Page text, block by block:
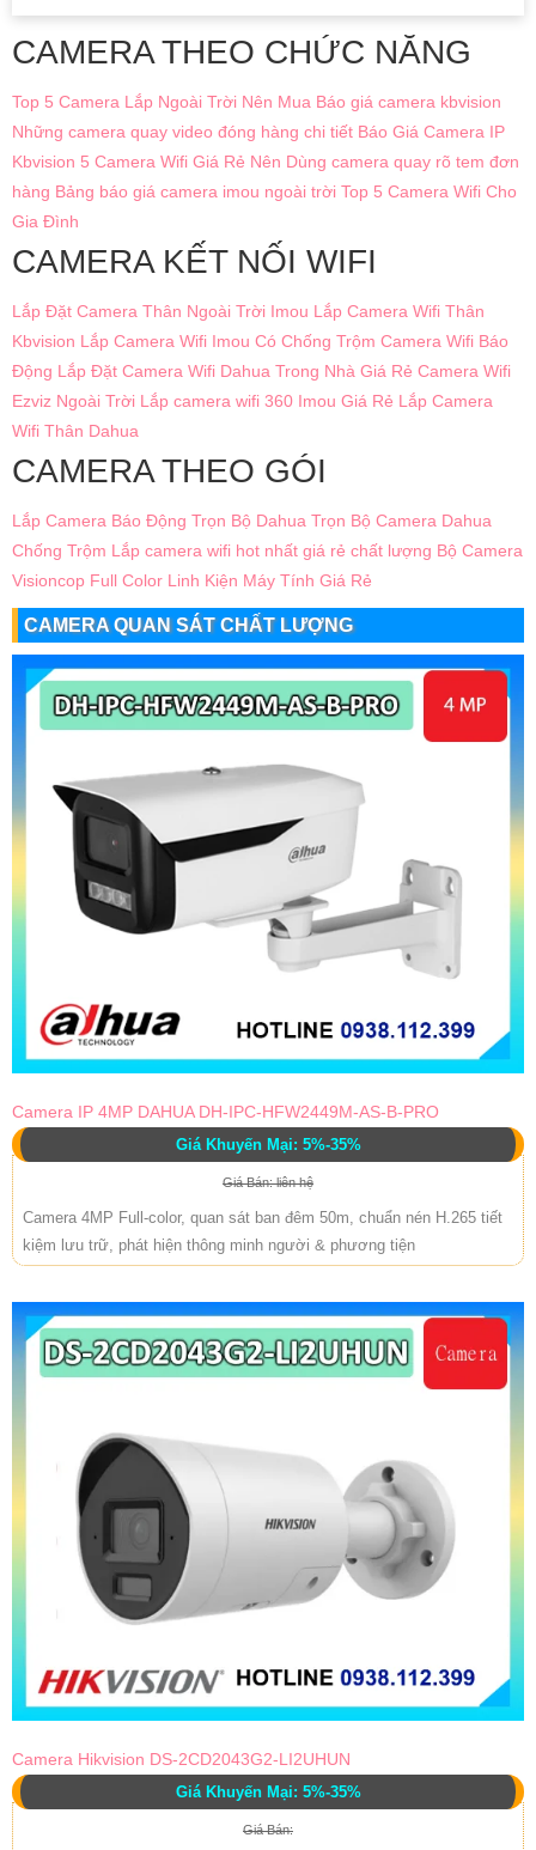
CAMERA THEO CHỨC NĂNG
Top 5 Camera Lắp Ngoài Trời Nên Mua Báo giá camera kbvision
Những camera quay video đóng hàng chi tiết Báo Giá Camera IP
Kbvision 5 Camera Wifi Giá Rẻ Nên Dùng camera quay rõ tem đơn
hàng Bảng báo giá camera imou ngoài trời Top 5 Camera Wifi Cho
Gia Đình
CAMERA KẾT NỐI WIFI
Lắp Đặt Camera Thân Ngoài Trời Imou Lắp Camera Wifi Thân
Kbvision Lắp Camera Wifi Imou Có Chống Trộm Camera Wifi Báo
Động Lắp Đặt Camera Wifi Dahua Trong Nhà Giá Rẻ Camera Wifi
Ezviz Ngoài Trời Lắp camera wifi 360 Imou Giá Rẻ Lắp Camera
Wifi Thân Dahua
CAMERA THEO GÓI
Lắp Camera Báo Động Trọn Bộ Dahua Trọn Bộ Camera Dahua
Chống Trộm Lắp camera wifi hot nhất giá rẻ chất lượng Bộ Camera
Visioncop Full Color Linh Kiện Máy Tính Giá Rẻ
CAMERA QUAN SÁT CHẤT LƯỢNG
Camera IP 4MP DAHUA DH-IPC-HFW2449M-AS-B-PRO
Giá Khuyến Mại: 5%-35%
Giá Bán: liên hệ
Camera 4MP Full-color, quan sát ban đêm 50m, chuẩn nén H.265 tiết
kiệm lưu trữ, phát hiện thông minh người & phương tiện
Camera Hikvision DS-2CD2043G2-LI2UHUN
Giá Khuyến Mại: 5%-35%
Giá Bán: